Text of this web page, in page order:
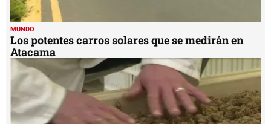
MUNDO
Los potentes carros solares que se medirán en
Atacama